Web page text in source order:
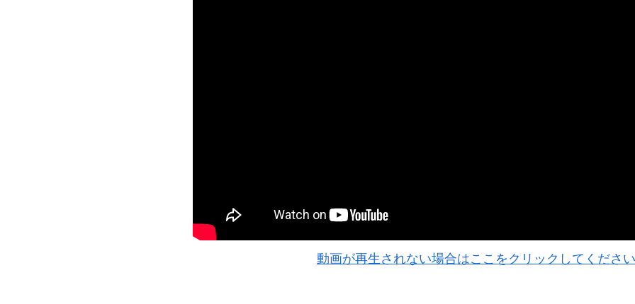
動画が再生されない場合はここをクリックしてください